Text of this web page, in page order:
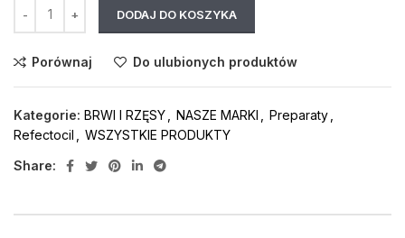
DODAJ DO KOSZYKA
Porównaj Do ulubionych produktów
Kategorie: BRWI I RZĘSY NASZE MARKI Preparaty
Refectocil
WSZYSTKIE PRODUKTY
Share: